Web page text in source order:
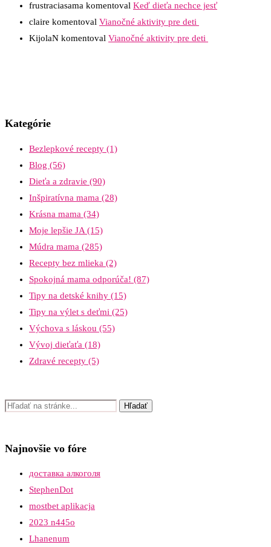
frustraciasama komentoval Keď dieťa nechce jesť
claire komentoval Vianočné aktivity pre deti
KijolaN komentoval Vianočné aktivity pre deti
Kategórie
Bezlepkové recepty (1)
Blog (56)
Dieťa a zdravie (90)
Inšpiratívna mama (28)
Krásna mama (34)
Moje lepšie JA (15)
Múdra mama (285)
Recepty bez mlieka (2)
Spokojná mama odporúča! (87)
Tipy na detské knihy (15)
Tipy na výlet s deťmi (25)
Výchova s láskou (55)
Vývoj dieťaťa (18)
Zdravé recepty (5)
Najnovšie vo fóre
доставка алкоголя
StephenDot
mostbet aplikacja
2023 n445o
Lhanenum